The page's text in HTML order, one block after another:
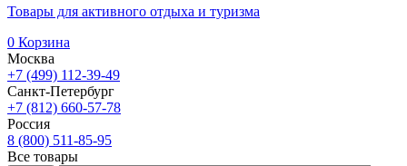
Товары для активного отдыха и туризма
0 Корзина
Москва
+7 (499) 112-39-49
Санкт-Петербург
+7 (812) 660-57-78
Россия
8 (800) 511-85-95
Все товары